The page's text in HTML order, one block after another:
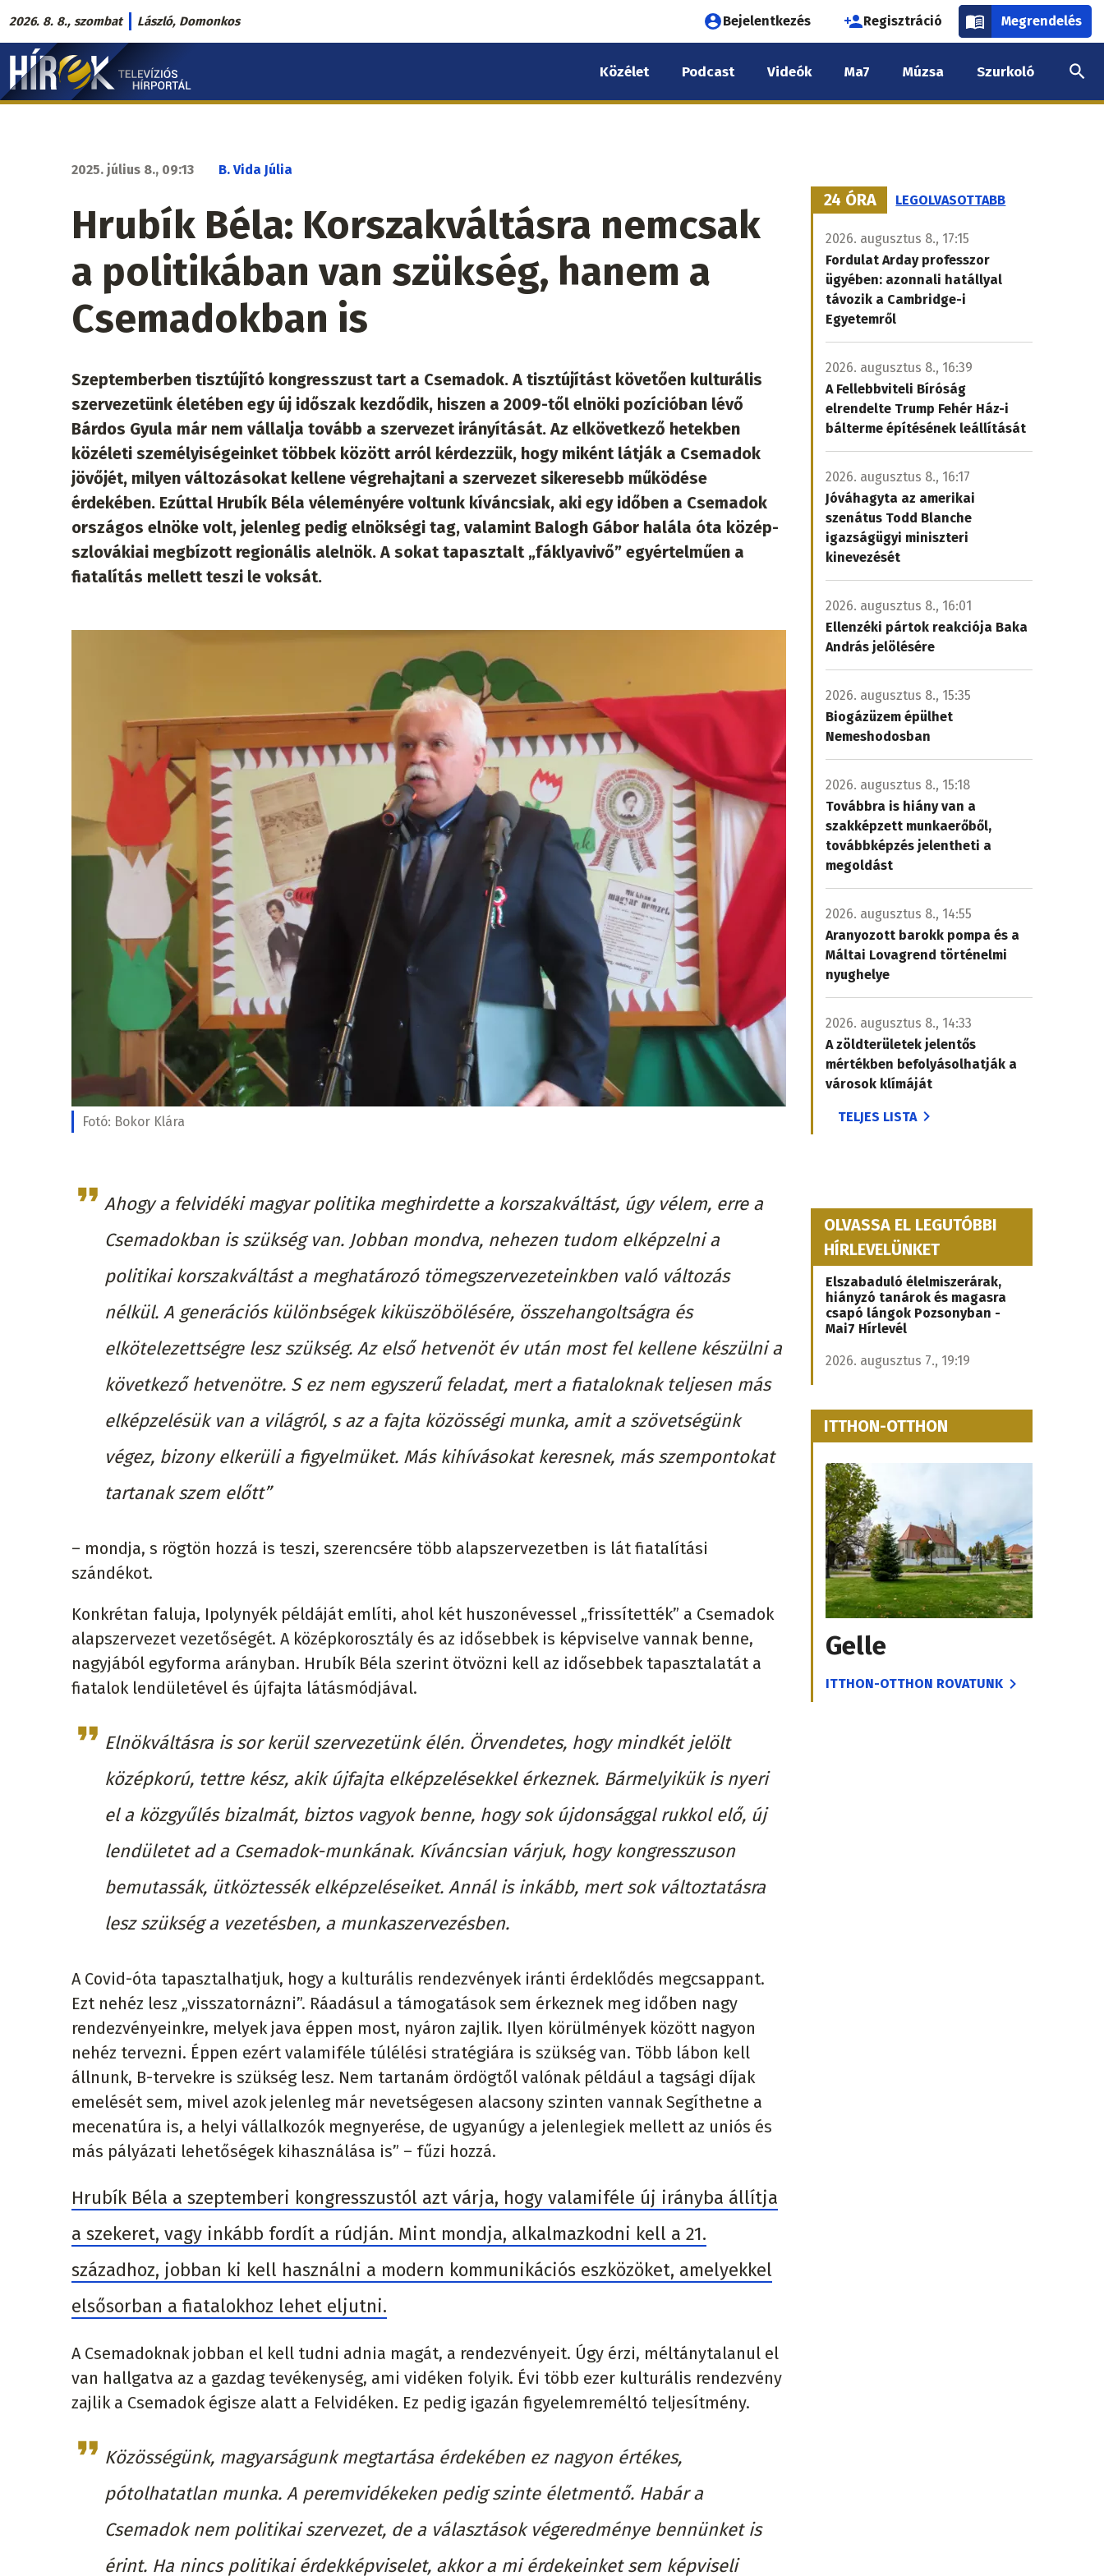
Ugrás
a
tartalomra
2026. 8. 8., szombat László, Domonkos
Felhasználói
fiók
menüje
Bejelentkezés Regisztráció Megrendelés
Hírek.sk
fő
Közélet Podcast Videók Ma7 Múzsa Szurkoló
2025. július 8., 09:13 B. Vida Júlia
Hrubík Béla: Korszakváltásra nemcsak
a politikában van szükség, hanem a
Csemadokban is
Szeptemberben tisztújító kongresszust tart a Csemadok. A tisztújítást követően kulturális
szervezetünk életében egy új időszak kezdődik, hiszen a 2009-től elnöki pozícióban lévő
Bárdos Gyula már nem vállalja tovább a szervezet irányítását. Az elkövetkező hetekben
közéleti személyiségeinket többek között arról kérdezzük, hogy miként látják a Csemadok
jövőjét, milyen változásokat kellene végrehajtani a szervezet sikeresebb működése
érdekében. Ezúttal Hrubík Béla véleményére voltunk kíváncsiak, aki egy időben a Csemadok
országos elnöke volt, jelenleg pedig elnökségi tag, valamint Balogh Gábor halála óta közép-
szlovákiai megbízott regionális alelnök. A sokat tapasztalt „fáklyavivő” egyértelműen a
fiatalítás mellett teszi le voksát.
Fotó: Bokor Klára
Ahogy a felvidéki magyar politika meghirdette a korszakváltást, úgy vélem, erre a
Csemadokban is szükség van. Jobban mondva, nehezen tudom elképzelni a
politikai korszakváltást a meghatározó tömegszervezeteinkben való változás
nélkül. A generációs különbségek kiküszöbölésére, összehangoltságra és
elkötelezettségre lesz szükség. Az első hetvenöt év után most fel kellene készülni a
következő hetvenötre. S ez nem egyszerű feladat, mert a fiataloknak teljesen más
elképzelésük van a világról, s az a fajta közösségi munka, amit a szövetségünk
végez, bizony elkerüli a figyelmüket. Más kihívásokat keresnek, más szempontokat
tartanak szem előtt”
– mondja, s rögtön hozzá is teszi, szerencsére több alapszervezetben is lát fiatalítási
szándékot.
Konkrétan faluja, Ipolynyék példáját említi, ahol két huszonévessel „frissítették” a Csemadok
alapszervezet vezetőségét. A középkorosztály és az idősebbek is képviselve vannak benne,
nagyjából egyforma arányban. Hrubík Béla szerint ötvözni kell az idősebbek tapasztalatát a
fiatalok lendületével és újfajta látásmódjával.
Elnökváltásra is sor kerül szervezetünk élén. Örvendetes, hogy mindkét jelölt
középkorú, tettre kész, akik újfajta elképzelésekkel érkeznek. Bármelyikük is nyeri
el a közgyűlés bizalmát, biztos vagyok benne, hogy sok újdonsággal rukkol elő, új
lendületet ad a Csemadok-munkának. Kíváncsian várjuk, hogy kongresszuson
bemutassák, ütköztessék elképzeléseiket. Annál is inkább, mert sok változtatásra
lesz szükség a vezetésben, a munkaszervezésben.
A Covid-óta tapasztalhatjuk, hogy a kulturális rendezvények iránti érdeklődés megcsappant.
Ezt nehéz lesz „visszatornázni”. Ráadásul a támogatások sem érkeznek meg időben nagy
rendezvényeinkre, melyek java éppen most, nyáron zajlik. Ilyen körülmények között nagyon
nehéz tervezni. Éppen ezért valamiféle túlélési stratégiára is szükség van. Több lábon kell
állnunk, B-tervekre is szükség lesz. Nem tartanám ördögtől valónak például a tagsági díjak
emelését sem, mivel azok jelenleg már nevetségesen alacsony szinten vannak Segíthetne a
mecenatúra is, a helyi vállalkozók megnyerése, de ugyanúgy a jelenlegiek mellett az uniós és
más pályázati lehetőségek kihasználása is” – fűzi hozzá.
Hrubík Béla a szeptemberi kongresszustól azt várja, hogy valamiféle új irányba állítja
a szekeret, vagy inkább fordít a rúdján. Mint mondja, alkalmazkodni kell a 21.
századhoz, jobban ki kell használni a modern kommunikációs eszközöket, amelyekkel
elsősorban a fiatalokhoz lehet eljutni.
A Csemadoknak jobban el kell tudni adnia magát, a rendezvényeit. Úgy érzi, méltánytalanul el
van hallgatva az a gazdag tevékenység, ami vidéken folyik. Évi több ezer kulturális rendezvény
zajlik a Csemadok égisze alatt a Felvidéken. Ez pedig igazán figyelemreméltó teljesítmény.
Közösségünk, magyarságunk megtartása érdekében ez nagyon értékes,
pótolhatatlan munka. A peremvidékeken pedig szinte életmentő. Habár a
Csemadok nem politikai szervezet, de a választások végeredménye bennünket is
érint. Ha nincs politikai érdekképviselet, akkor a mi érdekeinket sem képviseli
24 ÓRA LEGOLVASOTTABB
2026. augusztus 8., 17:15
Fordulat Arday professzor
ügyében: azonnali hatállyal
távozik a Cambridge-i
Egyetemről
2026. augusztus 8., 16:39
A Fellebbviteli Bíróság
elrendelte Trump Fehér Ház-i
bálterme építésének leállítását
2026. augusztus 8., 16:17
Jóváhagyta az amerikai
szenátus Todd Blanche
igazságügyi miniszteri
kinevezését
2026. augusztus 8., 16:01
Ellenzéki pártok reakciója Baka
András jelölésére
2026. augusztus 8., 15:35
Biogázüzem épülhet
Nemeshodosban
2026. augusztus 8., 15:18
Továbbra is hiány van a
szakképzett munkaerőből,
továbbképzés jelentheti a
megoldást
2026. augusztus 8., 14:55
Aranyozott barokk pompa és a
Máltai Lovagrend történelmi
nyughelye
2026. augusztus 8., 14:33
A zöldterületek jelentős
mértékben befolyásolhatják a
városok klímáját
TELJES LISTA
OLVASSA EL LEGUTÓBBI
HÍRLEVELÜNKET
Elszabaduló élelmiszerárak,
hiányzó tanárok és magasra
csapó lángok Pozsonyban -
Mai7 Hírlevél
2026. augusztus 7., 19:19
ITTHON-OTTHON
Gelle
ITTHON-OTTHON ROVATUNK